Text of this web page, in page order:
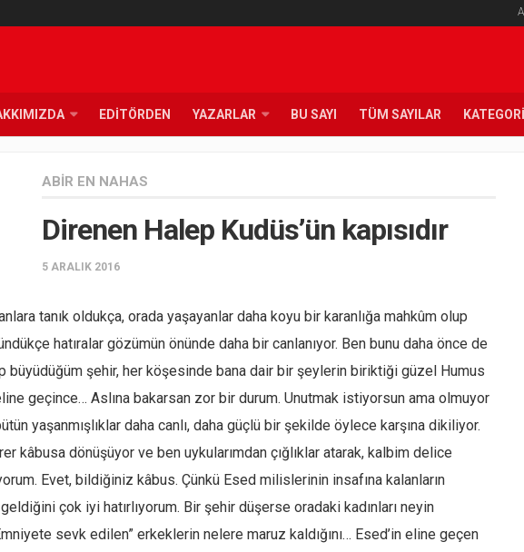
EDITÖRDEN YAZARLAR BU SAYI TÜM SAYILAR
ABIR EN NAHAS
Direnen Halep Kudüs’ün kapısıdır
5 ARALIK 2016
tanık oldukça, orada yaşayanlar daha koyu bir karanlığa mahkûm olup
hatıralar gözümün önünde daha bir canlanıyor. Ben bunu daha önce de
büyüdüğüm şehir, her köşesinde bana dair bir şeylerin biriktiği güzel Humus
geçince… Aslına bakarsan zor bir durum. Unutmak istiyorsun ama olmuyor
yaşanmışlıklar daha canlı, daha güçlü bir şekilde öylece karşına dikiliyor.
kâbusa dönüşüyor ve ben uykularımdan çığlıklar atarak, kalbim delice
Evet, bildiğiniz kâbus. Çünkü Esed milislerinin insafına kalanların
çok iyi hatırlıyorum. Bir şehir düşerse oradaki kadınları neyin
sevk edilen” erkeklerin nelere maruz kaldığını… Esed’in eline geçen